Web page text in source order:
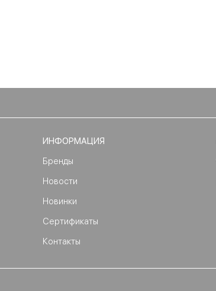
ИНФОРМАЦИЯ
Бренды
Новости
Новинки
Сертификаты
Контакты